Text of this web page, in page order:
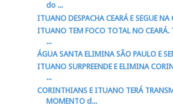
do ...
ITUANO DESPACHA CEARÁ E SEGUE
ITUANO TEM FOCO TOTAL NO
...
ÁGUA SANTA ELIMINA SÃO PAULO E
ITUANO SURPREENDE E ELIMINA
...
CORINTHIANS E ITUANO TERÁ
MOMENTO d...